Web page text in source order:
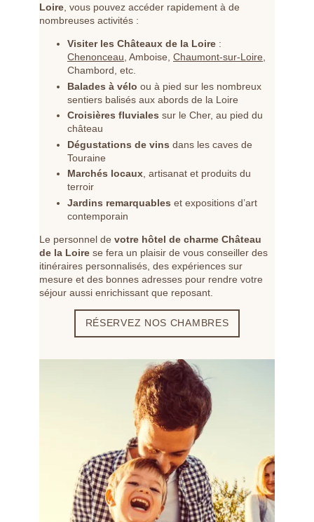
Loire , vous pouvez accéder rapidement à de
nombreuses activités :
Visiter les Châteaux de la Loire :
Chenonceau , Amboise, Chaumont-sur-Loire
Chambord, etc.
Balades à vélo ou à pied sur les nombreux
sentiers balisés aux abords de la Loire
Croisières fluviales sur le Cher, au pied du
château
Dégustations de vins dans les caves de
Touraine
Marchés locaux , artisanat et produits du
terroir
Jardins remarquables et expositions d’art
contemporain
Le personnel de votre hôtel de charme Château
de la Loire se fera un plaisir de vous conseiller des
itinéraires personnalisés, des expériences sur
mesure et des bonnes adresses pour rendre votre
séjour aussi enrichissant que reposant.
RÉSERVEZ NOS CHAMBRES